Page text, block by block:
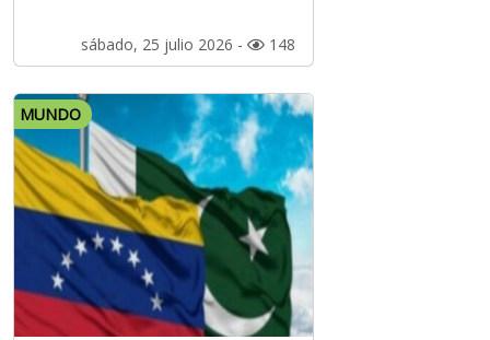
sábado, 25 julio 2026 - 148
MUNDO